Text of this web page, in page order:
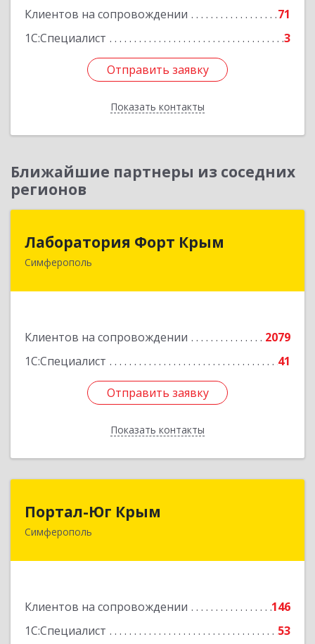
Клиентов на сопровождении
71
1С:Специалист
3
Отправить заявку
Показать контакты
Отправить заявку
Назад
Ближайшие партнеры из соседних
регионов
Лаборатория Форт Крым
Симферополь
Клиентов на сопровождении
2079
1С:Специалист
41
Отправить заявку
Показать контакты
295034, Крым Респ, Симферополь г, Киевская
Отправить заявку
Назад
Портал-Юг Крым
Симферополь
Клиентов на сопровождении
146
1С:Специалист
53
295015, Крым Респ, Симферополь г, Козлова ул,